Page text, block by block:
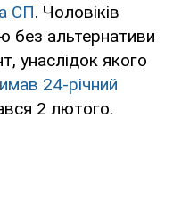
СП. Чоловіків
без альтернативи
унаслідок якого
24-річний
2 лютого.